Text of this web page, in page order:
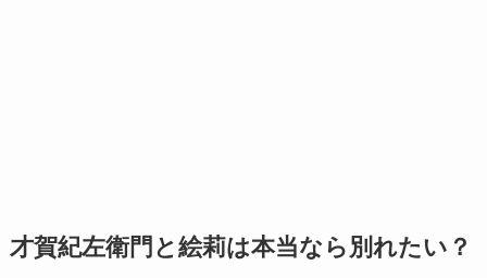
才賀紀左衛門と絵莉は本当なら別れたい？